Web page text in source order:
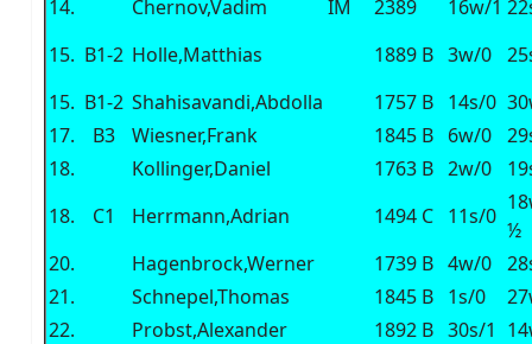
14. Chernov,Vadim IM 2389 16w/1
15. B1-2 Holle,Matthias 1889 B 3w/0
15. B1-2 Shahisavandi,Abdolla 1757 B 14s/0
17.
B3 Wiesner,Frank 1845 B 6w/0
18.
Kollinger,Daniel 1763 B 2w/0
18.
C1 Herrmann,Adrian 1494 C 11s/0
½
20.
Hagenbrock,Werner 1739 B 4w/0
21.
Schnepel,Thomas 1845 B 1s/0
22.
Probst,Alexander 1892 B 30s/1